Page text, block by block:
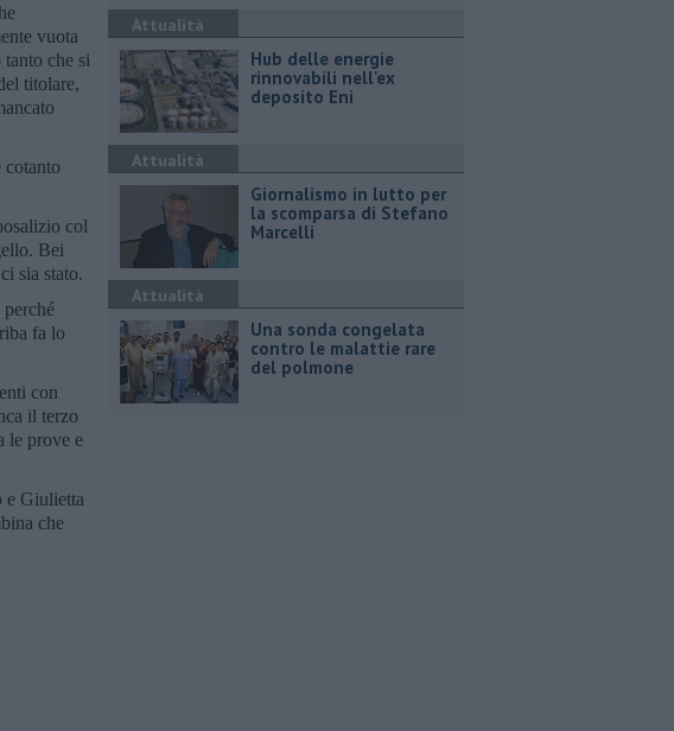
vuota
che si
titolare,
cotanto
col
Bei
sia stato.
fa lo
con
il terzo
le prove e
e Giulietta
che
Attualità
Hub delle energie
rinnovabili nell'ex
deposito Eni
Attualità
Giornalismo in lutto per
la scomparsa di Stefano
Marcelli
Attualità
Una sonda congelata
contro le malattie rare
del polmone